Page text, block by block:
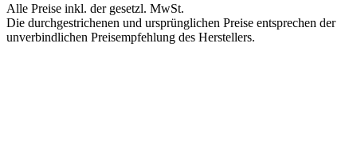
Alle Preise inkl. der gesetzl. MwSt.
Die durchgestrichenen und ursprünglichen Preise entsprechen der
unverbindlichen Preisempfehlung des Herstellers.